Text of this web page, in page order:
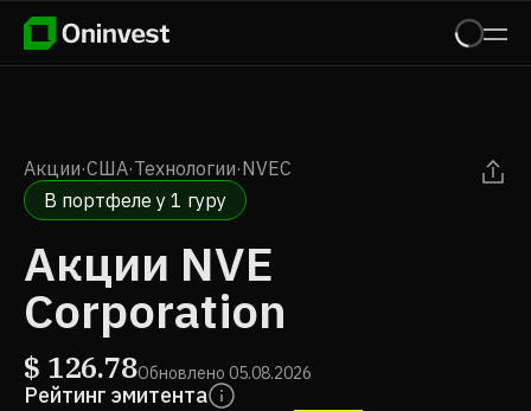
Акции·США·Технологии·NVEC
В портфеле у 1 гуру
Акции NVE
Corporation
$ 126.78Обновлено 05.08.2026
Рейтинг эмитента